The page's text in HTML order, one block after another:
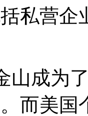
私营企
山成为
而美国